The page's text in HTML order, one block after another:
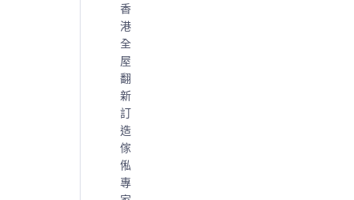
香
港
全
屋
翻
新
訂
造
傢
俬
專